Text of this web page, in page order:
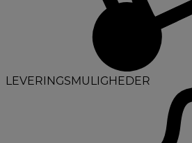
LEVERINGSMULIGHEDER